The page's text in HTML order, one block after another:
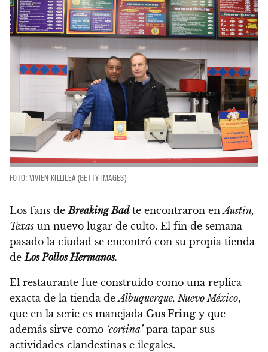
FOTO: VIVIEN KILLILEA (GETTY IMAGES)
Los fans deBreaking Bad te encontraron enAustin,
Texas un nuevo lugar de culto. El fin de semana
pasado la ciudad se encontró con su propia tienda
deLos Pollos Hermanos.
El restaurante fue construido como una replica
exacta de la tienda deAlbuquerque, Nuevo México,
que en la serie es manejada Gus Fring y que
además sirve como ‘cortina’para tapar sus
actividades clandestinas e ilegales.